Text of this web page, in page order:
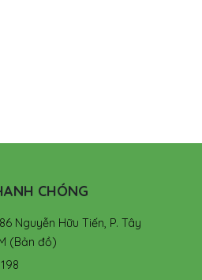
CHÓNG
86 Nguyễn Hữu Tiến, P. Tây
(Bản đồ)